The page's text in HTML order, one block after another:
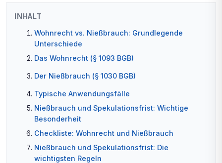
INHALT
Wohnrecht vs. Nießbrauch: Grundlegende
Unterschiede
Das Wohnrecht (§ 1093 BGB)
Der Nießbrauch (§ 1030 BGB)
Typische Anwendungsfälle
Nießbrauch und Spekulationsfrist: Wichtige
Besonderheit
Checkliste: Wohnrecht und Nießbrauch
Nießbrauch und Spekulationsfrist: Die
wichtigsten Regeln